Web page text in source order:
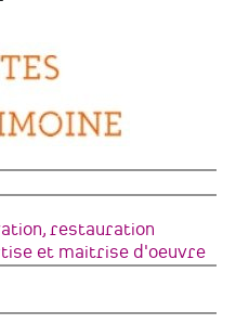
restauration
et maitrise d'oeuvre